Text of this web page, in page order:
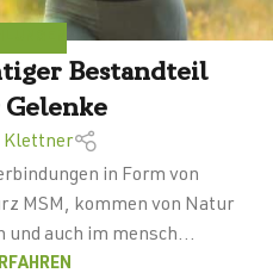
Bestandteil
Klettner
in Form von
MSM, kommen von Natur
und auch im mensch...